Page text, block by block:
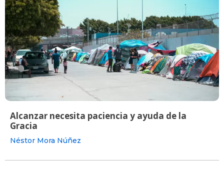
Alcanzar necesita paciencia y ayuda de la
Gracia
Néstor Mora Núñez